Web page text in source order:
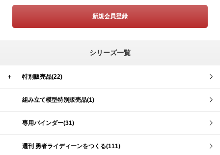
新規会員登録
シリーズ一覧
＋ 特別販売品(22)
組み立て模型特別販売品(1)
専用バインダー(31)
週刊 勇者ライディーンをつくる(111)